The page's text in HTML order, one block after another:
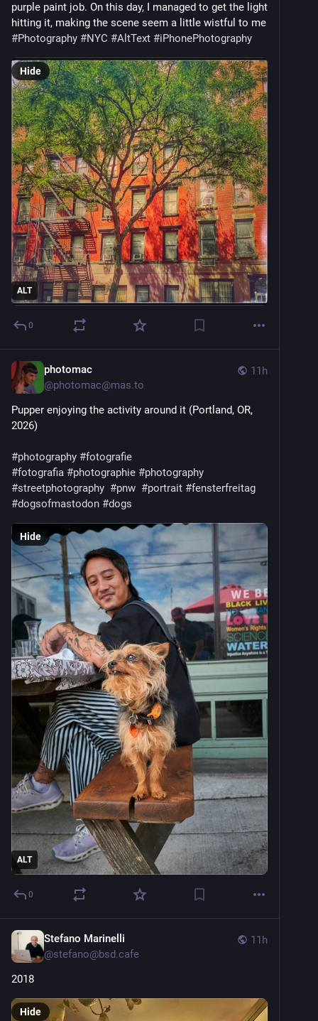
purple paint job. On this day, I managed to get the light
#Photography #NYC #AltText #iPhonePhotography
ALT
Hide
0
11h
photomac
@photomac@mas.to
Pupper enjoying the activity around it (Portland, OR,
2026)
#photography #fotografie
#fotografia #photographie #photography
#streetphotography #pnw #portrait #fensterfreitag
#dogsofmastodon #dogs
ALT
Hide
0
11h
Stefano Marinelli
@stefano@bsd.cafe
2018
Hide